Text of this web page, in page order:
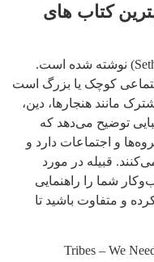
کتاب های
کتاب قبایل توسط ست گودین (Seth Godin) نوشته شده است.
کوچک یا بزرگ است
مانند هنجارها، دین،
توضیح می‌دهد که
و اجتماعات دارد و
قبیله در مورد
شما را راهنمایی
و متفاوت باشید تا